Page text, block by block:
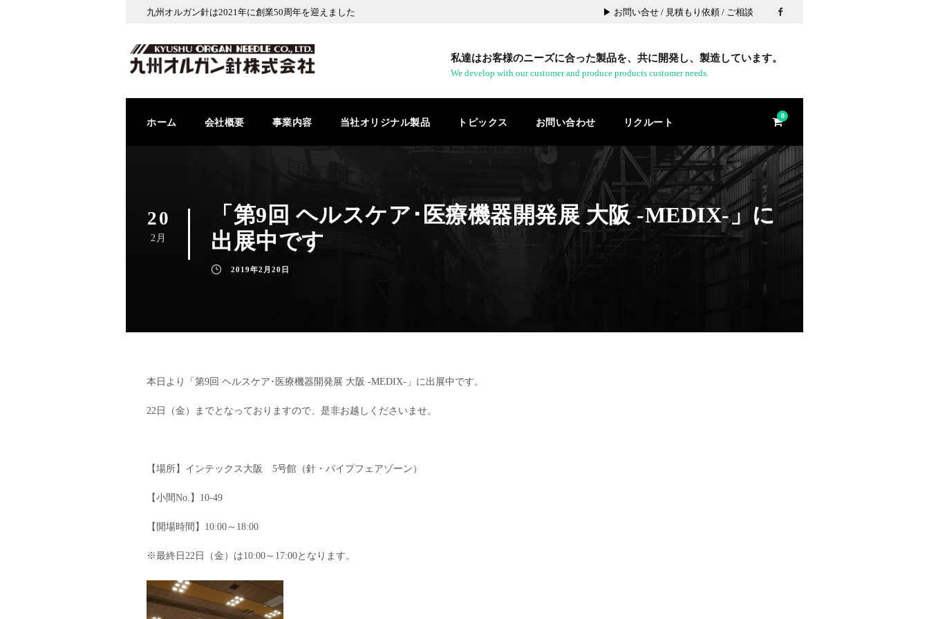
九州オルガン針は2021年に創業50周年を迎えました ▶︎ お問い合せ / 見積もり依頼 / ご相談
私達はお客様のニーズに合った製品を、共に開発し、製造しています。
We develop with our customer and produce products customer needs.
ホーム 会社概要 事業内容 当社オリジナル製品 トピックス お問い合わせ リクルート
0
20
2月
「第9回 ヘルスケア･医療機器開発展 大阪 -MEDIX-」に
出展中です
2019年2月20日
本日より「第9回 ヘルスケア･医療機器開発展 大阪 -MEDIX-」に出展中です。
22日（金）までとなっておりますので、是非お越しくださいませ。
【場所】インテックス大阪 5号館（針・パイプフェアゾーン）
【小間No.】10-49
【開場時間】10:00～18:00
※最終日22日（金）は10:00～17:00となります。